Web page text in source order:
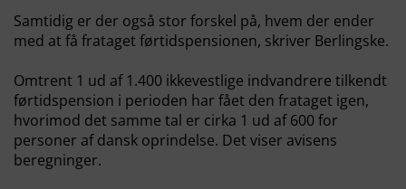
Samtidig er der også stor forskel på, hvem der ender
med at få frataget førtidspensionen, skriver Berlingske.
Omtrent 1 ud af 1.400 ikkevestlige indvandrere tilkendt
førtidspension i perioden har fået den frataget igen,
hvorimod det samme tal er cirka 1 ud af 600 for
personer af dansk oprindelse. Det viser avisens
beregninger.